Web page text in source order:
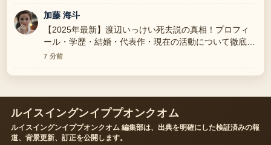
加藤 海斗
【2025年最新】渡辺いっけい死去説の真相！プロフィ
ール・学歴・結婚・代表作・現在の活動について徹底解
説 周辺の検証がしっかりしていて安心感があります。
7 分前
ルイスイングンイププオンクオム
ルイスイングンイププオンクオム 編集部は、出典を明確にした検証済みの報
道、背景更新、訂正を公開します。